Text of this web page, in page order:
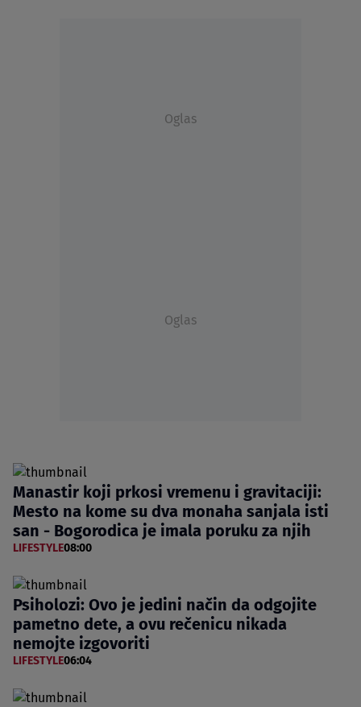
Oglas
Oglas
Manastir koji prkosi vremenu i gravitaciji:
Mesto na kome su dva monaha sanjala isti
san - Bogorodica je imala poruku za njih
LIFESTYLE08:00
Psiholozi: Ovo je jedini način da odgojite
pametno dete, a ovu rečenicu nikada
nemojte izgovoriti
LIFESTYLE06:04